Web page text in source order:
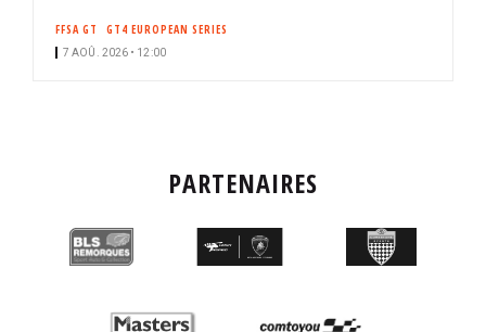
FFSA GT GT4 EUROPEAN SERIES
7 AOÛ. 2026 • 12:00
PARTENAIRES